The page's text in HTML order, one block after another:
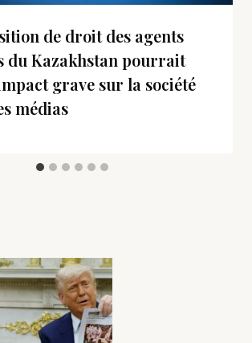
de droit des agents
du Kazakhstan pourrait
grave sur la société
médias